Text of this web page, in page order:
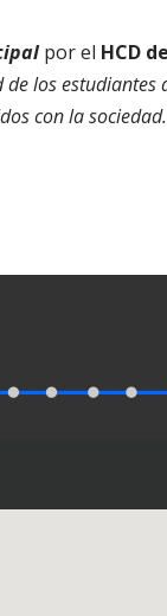
por el HCD
los estudiantes
con la sociedad.